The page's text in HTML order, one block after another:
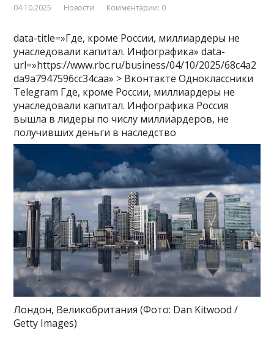
04.10.2025 Новости Комментарии: 0
data-title=»Где, кроме России, миллиардеры не
унаследовали капитал. Инфографика» data-
url=»https://www.rbc.ru/business/04/10/2025/68c4a2
da9a7947596cc34caa» > Вконтакте Одноклассники
Telegram Где, кроме России, миллиардеры не
унаследовали капитал. Инфографика Россия
вышла в лидеры по числу миллиардеров, не
получивших деньги в наследство
Лондон, Великобритания(Фото: Dan Kitwood /
Getty Images)